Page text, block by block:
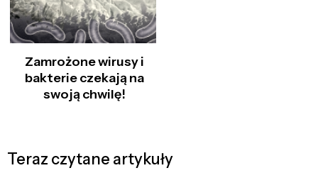
Zamrożone wirusy i
bakterie czekają na
swoją chwilę!
Teraz czytane artykuły